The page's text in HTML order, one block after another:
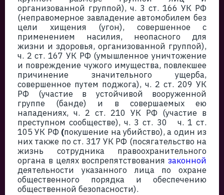
организованной группой), ч. 3 ст. 166 УК РФ
(неправомерное завладение автомобилем без
цели хищения (угон), совершенное с
применением насилия, неопасного для
жизни и здоровья, организованной группой),
ч. 2 ст. 167 УК РФ (умышленное уничтожение
и повреждение чужого имущества, повлекшее
причинение значительного ущерба,
совершенное путем поджога), ч. 2 ст. 209 УК
РФ (участие в устойчивой вооруженной
группе (банде) и в совершаемых ею
нападениях, ч. 2 ст. 210 УК РФ (участие в
преступном сообществе), ч. 3 ст. 30 ч. 1 ст.
105 УК РФ (покушение на убийство), а один из
них также по ст. 317 УК РФ (посягательство на
жизнь сотрудника правоохранительного
органа в целях воспрепятствования законной
деятельности указанного лица по охране
общественного порядка и обеспечению
общественной безопасности).